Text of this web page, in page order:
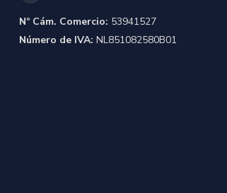
Nº Cám. Comercio: 53941527
Número de IVA: NL851082580B01